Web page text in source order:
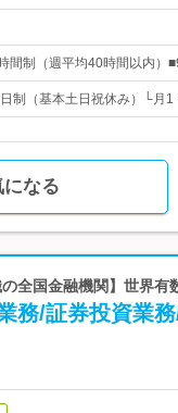
間制（週平均40時間以内
制（基本土日祝休み）└
になる
全国金融機関】世界有
務/証券投資業